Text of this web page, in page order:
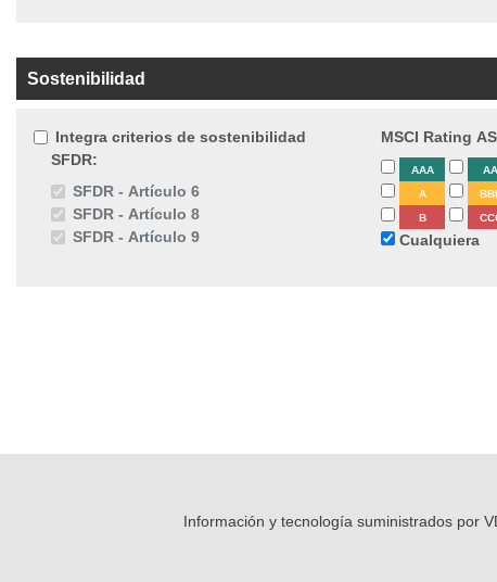
Sostenibilidad
Integra criterios de sostenibilidad
SFDR:
SFDR - Artículo 6
SFDR - Artículo 8
SFDR - Artículo 9
MSCI Rating
AAA
AA
A
B
Cualquiera
Información y tecnología suministrados por